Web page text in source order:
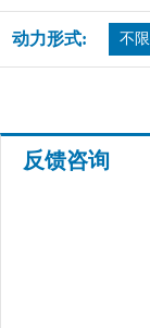
动力形式: 不限
反馈咨询